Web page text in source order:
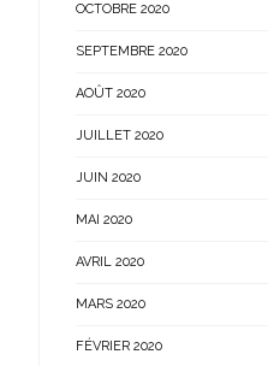
OCTOBRE 2020
SEPTEMBRE 2020
AOÛT 2020
JUILLET 2020
JUIN 2020
MAI 2020
AVRIL 2020
MARS 2020
FÉVRIER 2020